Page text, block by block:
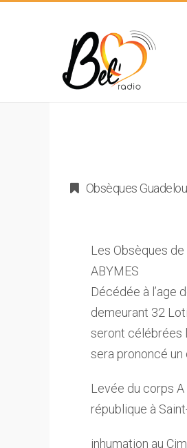
Obsèques
Les Obsèques
ABYMES
Décédée à l’age
demeurant 32
seront célébrées
sera prononcé un
Levée du corps A
république à
inhumation au